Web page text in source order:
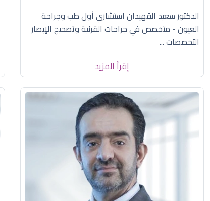
الدكتور سعيد القهيدان استشاري أول طب وجراحة
العيون - متخصص في جراحات القرنية وتصحيح الإبصار
التخصصات ...
إقرأ المزيد